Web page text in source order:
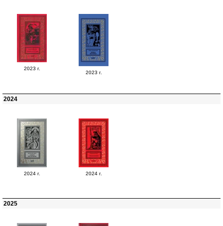
2023 г.
2023 г.
2024
2024 г. 2024 г.
2025